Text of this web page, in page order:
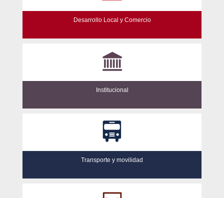
Desarrollo Local y Comercio
Institucional
Transporte y movilidad